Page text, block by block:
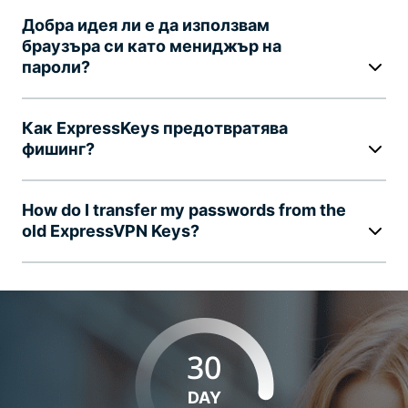
Добра идея ли е да използвам
браузъра си като мениджър на
пароли?
Как ExpressKeys предотвратява
фишинг?
How do I transfer my passwords from the
old ExpressVPN Keys?
30
DAY